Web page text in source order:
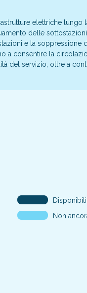
elettriche lungo
delle
e la soppressione
a consentire la
del servizio, oltre a
Non